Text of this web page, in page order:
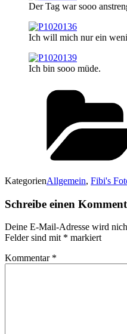
Der Tag war sooo
Ich will mich nur ein
Ich bin sooo müde.
KategorienAllgemein, Fibi's
Schreibe einen
Deine E-Mail-Adresse wird
Felder sind mit * markiert
Kommentar *